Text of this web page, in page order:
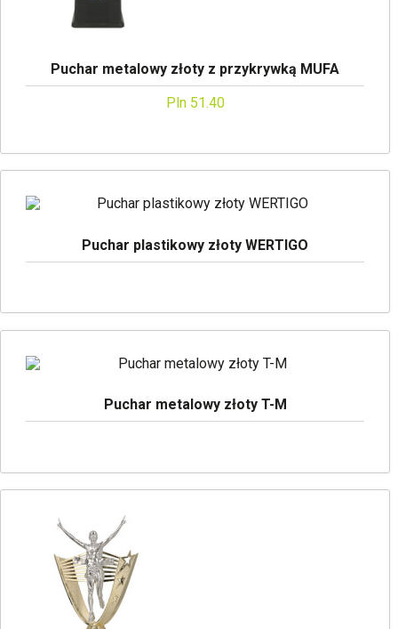
Puchar metalowy złoty z przykrywką MUFA
Pln 51.40
Puchar plastikowy złoty WERTIGO
Puchar metalowy złoty T-M